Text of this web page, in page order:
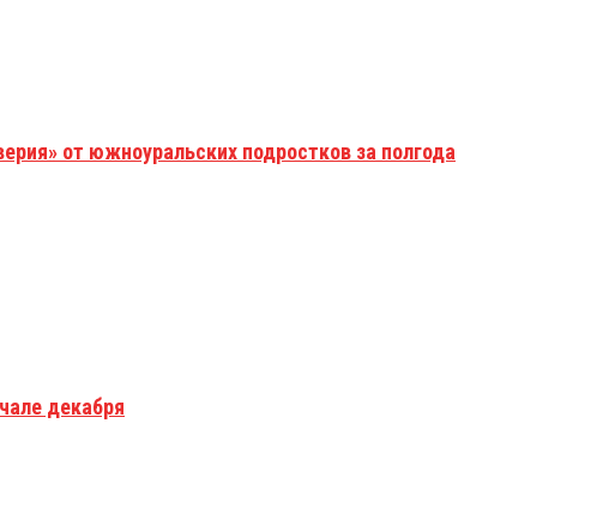
от южноуральских подростков за полгода
декабря